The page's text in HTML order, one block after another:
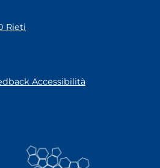
Rieti
Accessibilità